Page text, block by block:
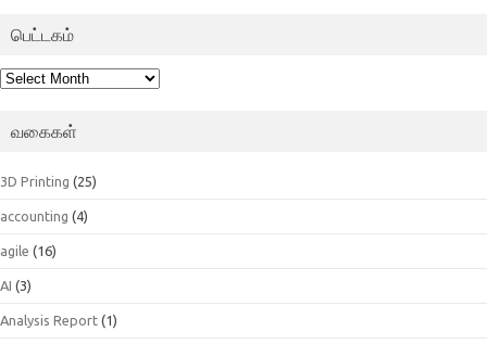
பெட்டகம்
பெட்டகம்
வகைகள்
3D Printing (25)
accounting (4)
agile (16)
AI (3)
Analysis Report (1)